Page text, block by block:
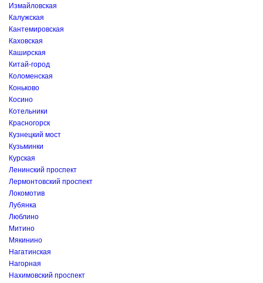
Измайловская
Калужская
Кантемировская
Каховская
Каширская
Китай-город
Коломенская
Коньково
Косино
Котельники
Красногорск
Кузнецкий мост
Кузьминки
Курская
Ленинский проспект
Лермонтовский проспект
Локомотив
Лубянка
Люблино
Митино
Мякинино
Нагатинская
Нагорная
Нахимовский проспект